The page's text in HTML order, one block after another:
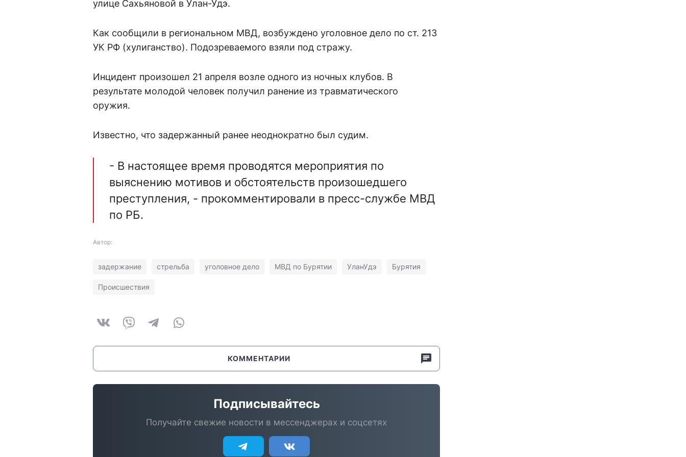
улице Сахьяновой в Улан-Удэ.
Как сообщили в региональном МВД, возбуждено уголовное дело по ст. 213
УК РФ (хулиганство). Подозреваемого взяли под стражу.
Инцидент произошел 21 апреля возле одного из ночных клубов. В
результате молодой человек получил ранение из травматического
оружия.
Известно, что задержанный ранее неоднократно был судим.
- В настоящее время проводятся мероприятия по
выяснению мотивов и обстоятельств произошедшего
преступления, - прокомментировали в пресс-службе МВД
по РБ.
Автор:
задержание стрельба уголовное дело МВД по Бурятии УланУдэ Бурятия
Происшествия
КОММЕНТАРИИ
Подписывайтесь
Получайте свежие новости в мессенджерах и соцсетях